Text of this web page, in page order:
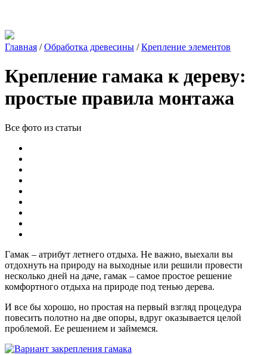
Главная /Обработка древесины /Крепление элементов
Крепление гамака к дереву:
простые правила монтажа
Все фото из статьи
Гамак – атрибут летнего отдыха. Не важно, выехали вы
отдохнуть на природу на выходные или решили провести
несколько дней на даче, гамак – самое простое решение
комфортного отдыха на природе под тенью дерева.
И все бы хорошо, но простая на первый взгляд процедура
повесить полотно на две опоры, вдруг оказывается целой
проблемой. Ее решением и займемся.